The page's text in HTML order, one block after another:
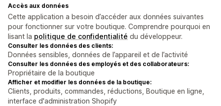
Accès aux données
Cette application a besoin d’accéder aux données suivantes
pour fonctionner sur votre boutique. Comprendre pourquoi en
lisant la politique de confidentialité du développeur.
Consulter les données des clients:
Données sensibles, données de l’appareil et de l’activité
Consulter les données des employés et des collaborateurs:
Propriétaire de la boutique
Afficher et modifier les données de la boutique:
Clients, produits, commandes, réductions, Boutique en ligne,
interface d'administration Shopify